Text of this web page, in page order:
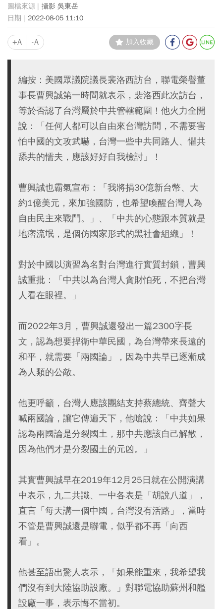
攝影 吳東岳
2022-08-05 11:10
+A -A 加入收藏
編按：美國眾議院議長裴洛西訪台，聯電榮譽董
事長曹興誠第一時間就表示，裴洛西此次訪台，
等於否認了台灣屬於中共管轄範圍！他火力全開
說：「任何人都可以自由來台灣訪問，不需要害
怕中國的文攻武嚇，台灣一些中共同路人、懼共
舔共的懦夫，應該好好自我檢討」！
曹興誠也霸氣宣布：「我將捐30億新台幣、大
約1億美元，來加強國防，也希望喚醒台灣人為
自由民主來戰鬥。」、「中共的心態跟本質就是
地痞流氓，是個仿國家形式的黑社會組織」！
對於中國以演習為名對台灣進行實質封鎖，曹興
誠重批：「中共以為台灣人貪財怕死，不把台灣
人看在眼裡。」
而2022年3月，曹興誠還發出一篇2300字長
文，認為想要捍衛中華民國，為台灣帶來長遠的
和平，就需要「兩國論」，因為中共早已逐漸成
為人類的公敵。
他更呼籲，台灣人應該團結支持蔡總統、齊聲大
喊兩國論，讓它傳遍天下，他嗆說：「中共如果
認為兩國論是分裂國土，那中共應該自己解散，
因為他們才是分裂國土的元凶。」
其實曹興誠早在2019年12月25日就在公開演講
中表示，九二共識、一中各表是「胡說八道」，
直言「每天講一個中國，台灣沒有活路」，當時
不管是曹興誠還是聯電，似乎都不再「向西
看」。
他甚至語出驚人表示，「如果能重來，我希望我
們沒有到大陸協助設廠。」對聯電協助蘇州和艦
設廠一事，表示悔不當初。